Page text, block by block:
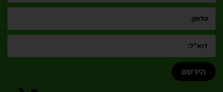
הירשם